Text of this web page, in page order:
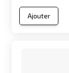
Ajouter